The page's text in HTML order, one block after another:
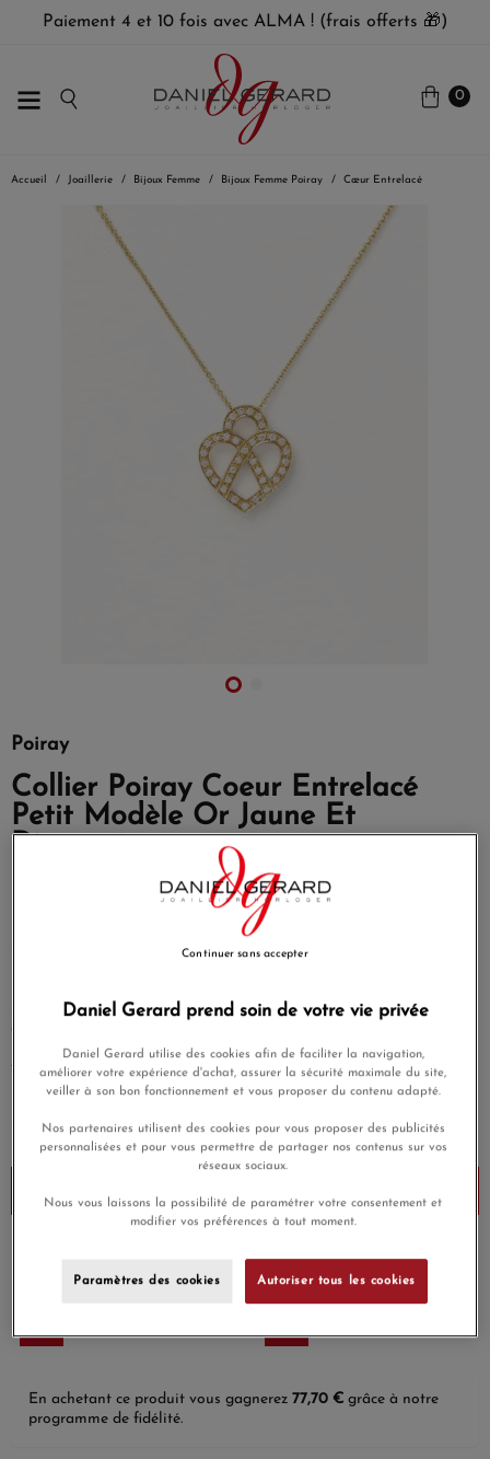
Paiement 4 et 10 fois avec ALMA ! (frais offerts 🎁)
0
Accueil Joaillerie Bijoux Femme Bijoux Femme Poiray Cœur Entrelacé
Poiray
Collier Poiray Coeur Entrelacé
Petit Modèle Or Jaune Et
Diamants
Emblème de la Maison Poiray, la collection Cœur Entrelacé
s’enrichit pour fêter ses 30 ans d’existence.
ses lignes épurées et graphiques, ses courbes singulières et
généreuses qui célèbrent tous les amours.
EN SAVOIR PLUS
Payez seulement 259 € aujourd'hui
Payez en 4x ou 10x
sans frais
remboursé
En achetant ce produit vous gagnerez 77,70 € grâce à notre
programme de fidélité.
Daniel Gerard prend soin de votre vie privée
Daniel Gerard utilise des cookies afin de faciliter la navigation,
améliorer votre expérience d'achat, assurer la sécurité maximale du site,
veiller à son bon fonctionnement et vous proposer du contenu adapté.
Nos partenaires utilisent des cookies pour vous proposer des publicités
personnalisées et pour vous permettre de partager nos contenus sur vos
réseaux sociaux.
Nous vous laissons la possibilité de paramétrer votre consentement et
modifier vos préférences à tout moment.
Paramètres des cookies Autoriser tous les cookies
Continuer sans accepter